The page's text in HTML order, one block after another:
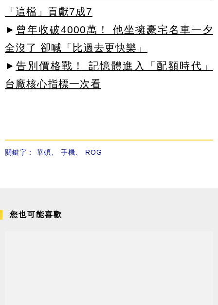
「這檔」貢獻7成7
► 曾年收破4000萬！ 他坐擁豪宅名車一夕
全沒了 卻喊「比過去更快樂」
► 告別價格戰！ 記憶體進入「配額時代」
台廠核心指標一次看
關鍵字： 華碩、 手機、 ROG
您也可能喜歡